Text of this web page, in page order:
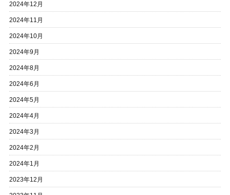
2024年12月
2024年11月
2024年10月
2024年9月
2024年8月
2024年6月
2024年5月
2024年4月
2024年3月
2024年2月
2024年1月
2023年12月